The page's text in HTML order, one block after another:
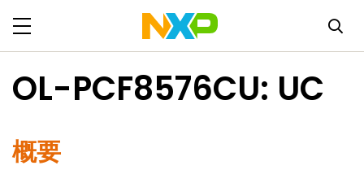
OL-PCF8576CU: UC
概要